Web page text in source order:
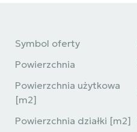
Symbol oferty
Powierzchnia
Powierzchnia użytkowa
[m2]
Powierzchnia działki [m2]